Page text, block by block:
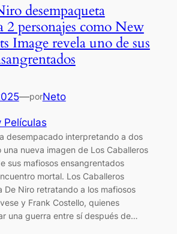
desempaqueta
2 personajes como New
Image revela uno de sus
—porNeto
Películas
desempacado interpretando a dos
una nueva imagen de Los Caballeros
sus mafiosos ensangrentados
mortal. Los Caballeros
De Niro retratando a los mafiosos
y Frank Costello, quienes
una guerra entre sí después de…